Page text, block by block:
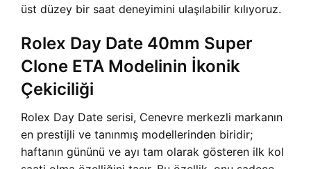
üst düzey bir saat deneyimini ulaşılabilir kılıyoruz.
Rolex Day Date 40mm Super
Clone ETA Modelinin İkonik
Çekiciliği
Rolex Day Date serisi, Cenevre merkezli markanın
en prestijli ve tanınmış modellerinden biridir;
haftanın gününü ve ayı tam olarak gösteren ilk kol